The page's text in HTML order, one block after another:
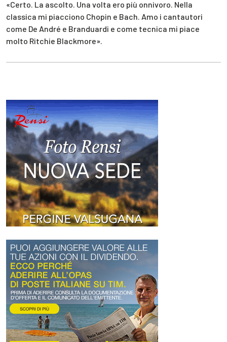
«Certo. La ascolto. Una volta ero più onnivoro. Nella
classica mi piacciono Chopin e Bach. Amo i cantautori
come De André e Branduardi e come tecnica mi piace
molto Ritchie Blackmore».